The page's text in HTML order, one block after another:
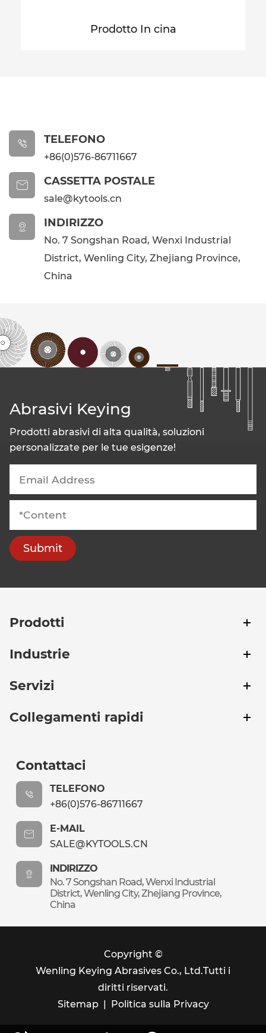
Prodotto In cina
 TELEFONO
+86(0)576-86711667
 CASSETTA POSTALE
sale@kytools.cn
 INDIRIZZO
No. 7 Songshan Road, Wenxi Industrial
District, Wenling City, Zhejiang Province,
China
Abrasivi Keying
Prodotti abrasivi di alta qualità, soluzioni
personalizzate per le tue esigenze!
Submit
Prodotti
Industrie
Servizi
Collegamenti rapidi
Contattaci
TELEFONO
+86(0)576-86711667
E-MAIL
SALE@KYTOOLS.CN
INDIRIZZO
No. 7 Songshan Road, Wenxi Industrial
District, Wenling City, Zhejiang Province,
China
Copyright ©
Wenling Keying Abrasives Co., Ltd.Tutti i
diritti riservati.
Sitemap| Politica sulla Privacy